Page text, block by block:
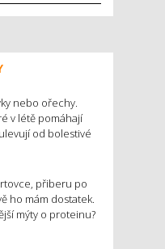
nebo ořechy.
v létě pomáhají
od bolestivé
přiberu po
ho mám dostatek.
mýty o proteinu?